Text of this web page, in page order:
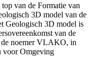
van de Formatie van
3D model van de
Geologisch 3D model is
van de
noemer VLAKO, in
voor Omgeving